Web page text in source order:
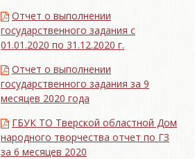
Отчет о выполнении
государственного задания с
01.01.2020 по 31.12.2020 г.
Отчет о выполнении
государственного задания за 9
месяцев 2020 года
ГБУК ТО Тверской областной Дом
народного творчества отчет по ГЗ
за 6 месяцев 2020